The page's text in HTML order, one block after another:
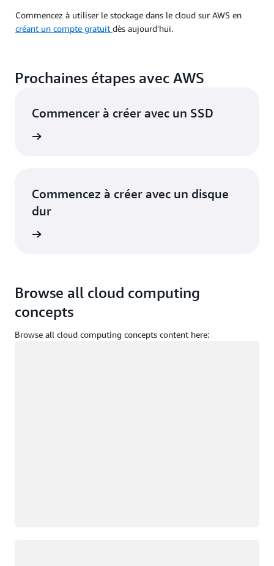
Commencez à utiliser le stockage dans le cloud sur AWS en
créant un compte gratuit dès aujourd'hui.
Prochaines étapes avec AWS
Commencer à créer avec un SSD
Commencez à créer avec un disque
dur
Browse all cloud computing
concepts
Browse all cloud computing concepts content here: